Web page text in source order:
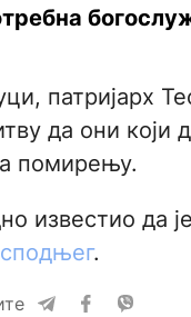
патријарх
да они
помирењу.
известио да је
.